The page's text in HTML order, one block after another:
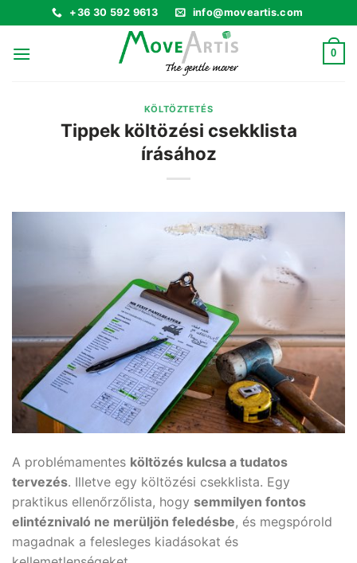
to
content
+36 30 592 9613 info@moveartis.com
0
KÖLTÖZTETÉS
Tippek költözési csekklista
írásához
A problémamentes költözés kulcsa a tudatos
tervezés. Illetve egy költözési csekklista. Egy
praktikus ellenőrzőlista, hogy semmilyen fontos
elintéznivaló ne merüljön feledésbe, és megspórold
magadnak a felesleges kiadásokat és